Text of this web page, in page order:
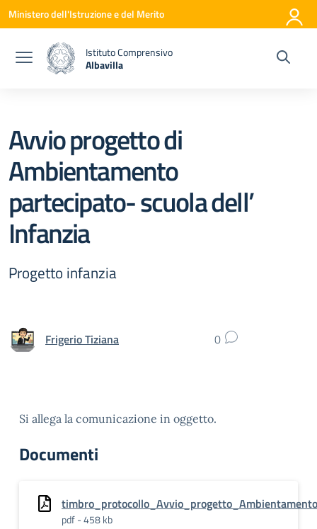
Vai ai contenuti
Vai al menu di navigazione
Vai al footer
Ministero dell'Istruzione e del Merito
Istituto Comprensivo
Albavilla
Avvio progetto di
Ambientamento
partecipato- scuola dell’
Infanzia
Progetto infanzia
Frigerio Tiziana 0
Si allega la comunicazione in oggetto.
Documenti
pdf - 458 kb